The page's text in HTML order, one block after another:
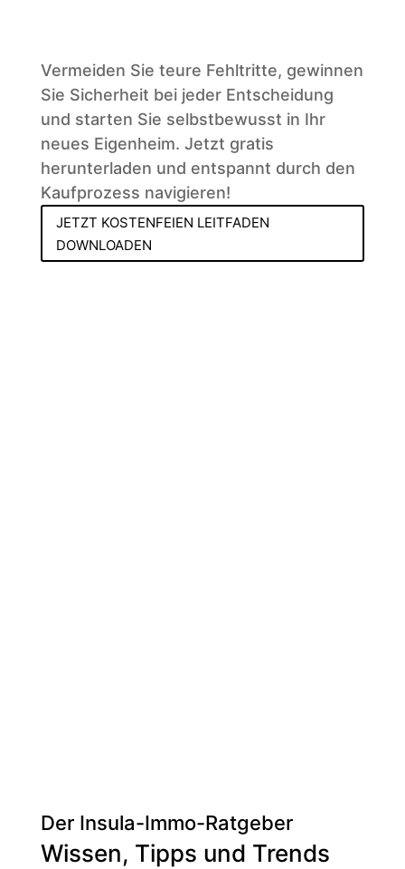
Vermeiden Sie teure Fehltritte, gewinnen
Sie Sicherheit bei jeder Entscheidung
und starten Sie selbstbewusst in Ihr
neues Eigenheim. Jetzt gratis
herunterladen und entspannt durch den
Kaufprozess navigieren!
JETZT KOSTENFEIEN LEITFADEN
DOWNLOADEN
Der Insula-Immo-Ratgeber
Wissen, Tipps und Trends